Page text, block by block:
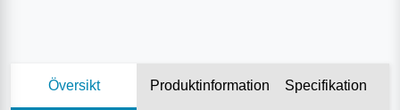
Översikt Produktinformation Specifikation